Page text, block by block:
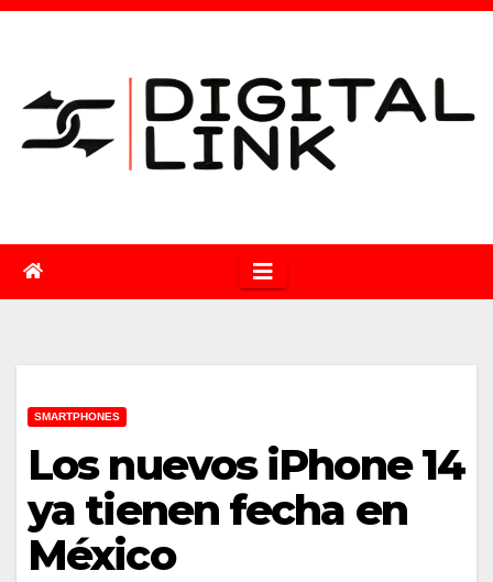
Saltar
SMARTPHONES
Los nuevos iPhone 14
ya tienen fecha en
México